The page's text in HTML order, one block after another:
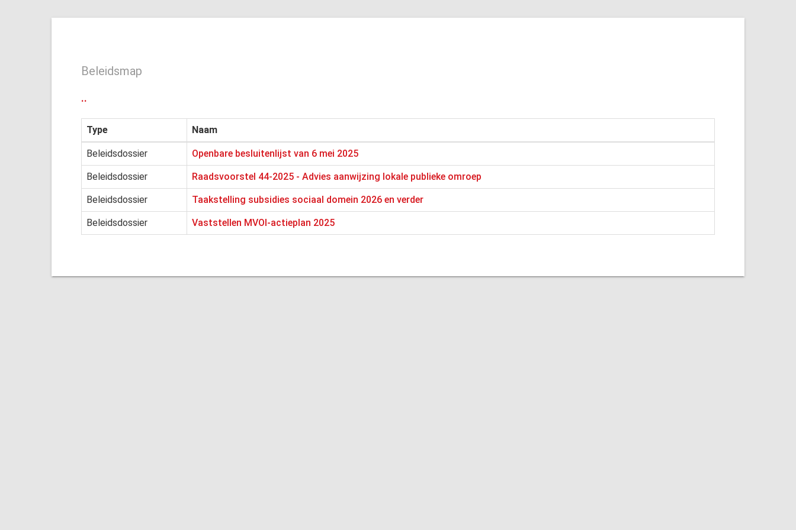
Beleidsmap
..
Type Naam
Beleidsdossier Openbare besluitenlijst van 6 mei 2025
Beleidsdossier Raadsvoorstel 44-2025 - Advies aanwijzing lokale publieke omroep
Beleidsdossier Taakstelling subsidies sociaal domein 2026 en verder
Beleidsdossier Vaststellen MVOI-actieplan 2025